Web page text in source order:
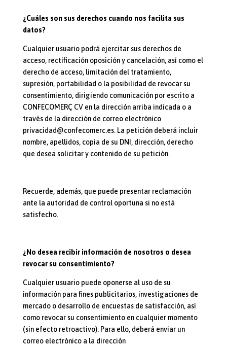
¿Cuáles son sus derechos cuando nos facilita sus
datos?
Cualquier usuario podrá ejercitar sus derechos de
acceso, rectificación oposición y cancelación, así como el
derecho de acceso, limitación del tratamiento,
supresión, portabilidad o la posibilidad de revocar su
consentimiento, dirigiendo comunicación por escrito a
CONFECOMERÇ CV en la dirección arriba indicada o a
través de la dirección de correo electrónico
privacidad@confecomerc.es. La petición deberá incluir
nombre, apellidos, copia de su DNI, dirección, derecho
que desea solicitar y contenido de su petición.
Recuerde, además, que puede presentar reclamación
ante la autoridad de control oportuna si no está
satisfecho.
¿No desea recibir información de nosotros o desea
revocar su consentimiento?
Cualquier usuario puede oponerse al uso de su
información para fines publicitarios, investigaciones de
mercado o desarrollo de encuestas de satisfacción, así
como revocar su consentimiento en cualquier momento
(sin efecto retroactivo). Para ello, deberá enviar un
correo electrónico a la dirección